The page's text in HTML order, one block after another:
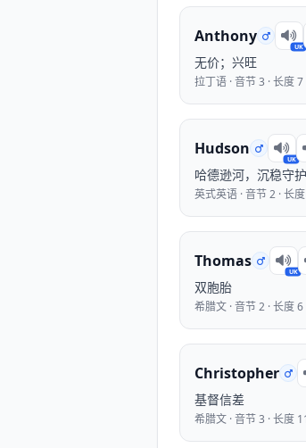
Anthony
UK
无价；兴旺
拉丁语 · 音节 3 · 长度 7
Hudson
UK
哈德逊河，沉稳守
英式英语 · 音节 2 · 长
Thomas
UK
双胞胎
希腊文 · 音节 2 · 长度 6
Christopher
基督信差
希腊文 · 音节 3 · 长度